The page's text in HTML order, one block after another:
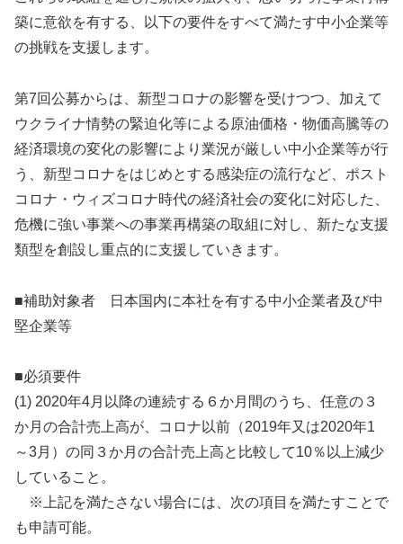
築に意欲を有する、以下の要件をすべて満たす中小企業等
の挑戦を支援します。
第7回公募からは、新型コロナの影響を受けつつ、加えて
ウクライナ情勢の緊迫化等による原油価格・物価高騰等の
経済環境の変化の影響により業況が厳しい中小企業等が行
う、新型コロナをはじめとする感染症の流行など、ポスト
コロナ・ウィズコロナ時代の経済社会の変化に対応した、
危機に強い事業への事業再構築の取組に対し、新たな支援
類型を創設し重点的に支援していきます。
■補助対象者 日本国内に本社を有する中小企業者及び中
堅企業等
■必須要件
(1) 2020年4月以降の連続する６か月間のうち、任意の３
か月の合計売上高が、コロナ以前（2019年又は2020年1
～3月）の同３か月の合計売上高と比較して10％以上減少
していること。
※上記を満たさない場合には、次の項目を満たすことで
も申請可能。